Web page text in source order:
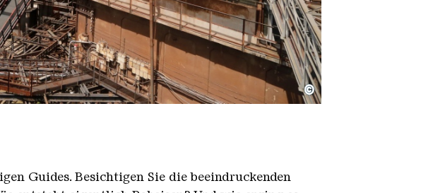
Hintergrund
©
Guides. Besichtigen Sie die beeindruckenden